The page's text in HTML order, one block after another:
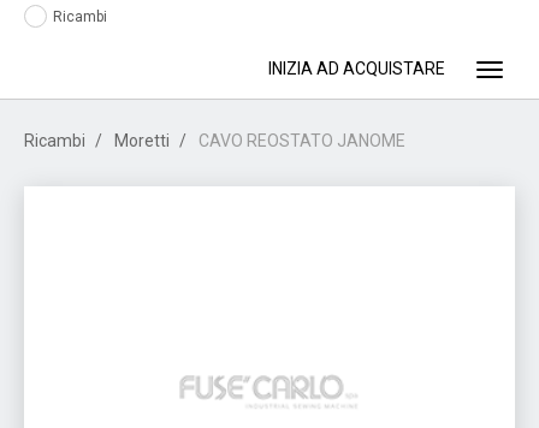
Ricambi
INIZIA AD ACQUISTARE
Ricambi Moretti CAVO REOSTATO JANOME